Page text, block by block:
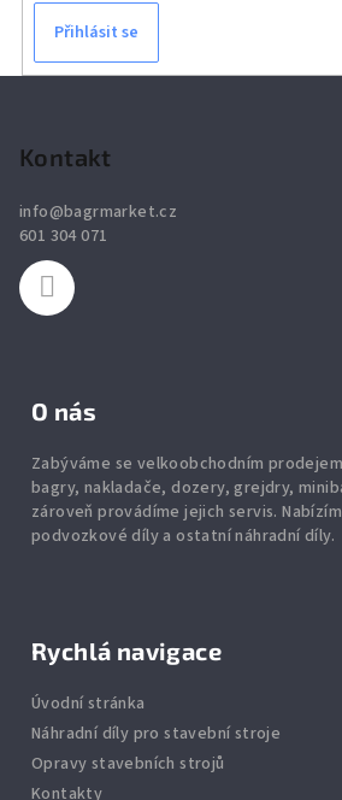
Přihlásit se
Kontakt
info@bagrmarket.cz
601 304 071
O nás
Zabýváme se velkoobchodním
bagry, nakladače, dozery, grejdry,
zároveň provádíme jejich servis.
podvozkové díly a ostatní náhradní díly.
Rychlá navigace
Úvodní stránka
Náhradní díly pro stavební stroje
Opravy stavebních strojů
Kontakty